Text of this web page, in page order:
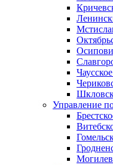
Управление